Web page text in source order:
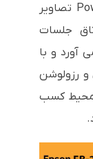
تصاویر
جلسات
آورد و با
رزولوشن
محیط کسب